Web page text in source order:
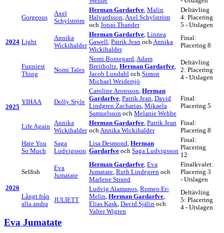
Gorgeous
Axel
Schylström
Herman Gardarfve, Malin
Halvardsson,Axel Schylström
och Jonas Thander
Deltävling
4: Placering
5 - Utslagen
2024 Light
Annika
Wickihalder
Herman Gardarfve, Linnea
Gawell, Patrik Jean ochAnnika
Wickihalder
Final:
Placering 8
2025
Funniest
Thing
Nomi Tales
Nomi Bontegard,Adam
Breitholtz, Herman Gardarfve,
Jacob Lundahl och Simon
Michael Weidersjö
Deltävling
2: Placering
4 - Utslagen
YIHAA Dolly Style
Caroline Aronsson, Herman
Gardarfve, Patrik Jean, David
Lindgren Zacharias, Mikaela
Samuelsson och Melanie Wehbe
Final:
Placering 5
Life Again Annika
Wickihalder
Herman Gardarfve, Patrik Jean
ochAnnika Wickihalder
Final:
Placering 8
Hate You
So Much
Saga
Ludvigsson
Lisa Desmond, Herman
Gardarfve och Saga Ludvigsson
Final:
Placering
12
2026
Selfish
Eva
Jumatate
Herman Gardarfve, Eva
Jumatate, Ruth Lindegren och
Marlene Strand
Finalkvalet:
Placering 3
- Utslagen
Långt från
alla andra
JULIETT
Ludvig Alamanos, Romeo Er-
Melin, Herman Gardarfve,
Elias Kask, David Själin och
Valter Wigren
Deltävling
5: Placering
4 - Utslagen
Eva Jumatate